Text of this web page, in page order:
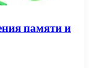
памяти и